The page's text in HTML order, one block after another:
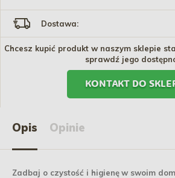
Dostawa:
Chcesz kupić produkt w naszym sklepie
sprawdź jego
KONTAKT DO
Opis Opinie
Zadbaj o czystość i higienęw swoim